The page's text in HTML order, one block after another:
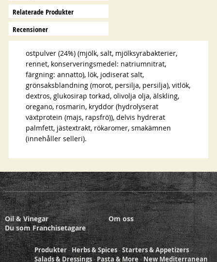
Relaterade Produkter
Recensioner
ostpulver (24%) (mjölk, salt, mjölksyrabakterier,
rennet, konserveringsmedel: natriumnitrat,
färgning: annatto), lök, jodiserat salt,
grönsaksblandning (morot, persilja, persilja), vitlök,
dextros, glukosirap torkad, olivolja olja, älskling,
oregano, rosmarin, kryddor (hydrolyserat
växtprotein (majs, rapsfrö)), delvis hydrerat
palmfett, jästextrakt, rökaromer, smakämnen
(innehåller selleri).
Oil & Vinegar
Om oss
Du som Franchisetagare
Produkter-Herbs & Spices-Starters & Appetizers-
Salads & Dressings-Pasta & More-New Mediterranean